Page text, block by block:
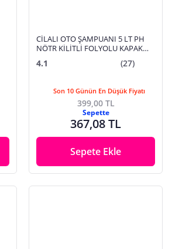
CİLALI OTO ŞAMPUANI 5 LT PH
NÖTR KİLİTLİ FOLYOLU KAPAK
4.1 (27)
Son 10 Günün En Düşük Fiyatı
399,00 TL
Sepette
367,08 TL
Sepete Ekle